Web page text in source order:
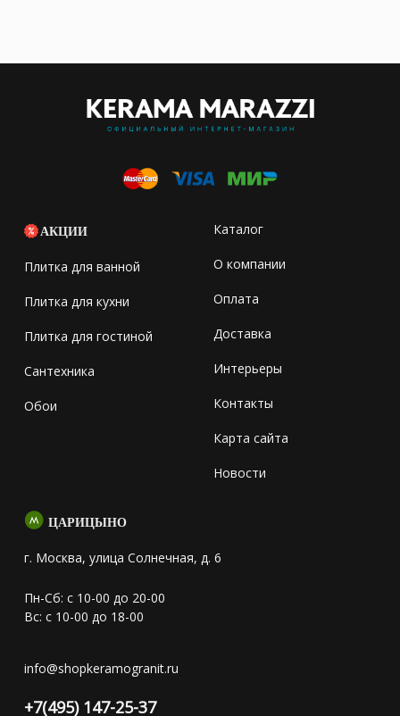
АКЦИИ
Плитка для ванной
Плитка для кухни
Плитка для гостиной
Сантехника
Обои
Каталог
О компании
Оплата
Доставка
Интерьеры
Контакты
Карта сайта
Новости
ЦАРИЦЫНО
г. Москва, улица Солнечная, д. 6
Пн-Сб: с 10-00 до 20-00
Вс: с 10-00 до 18-00
info@shopkeramogranit.ru
+7(495) 147-25-37